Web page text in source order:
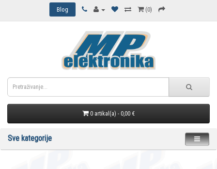
Blog (0)
0 artikal(a) - 0,00 €
Sve kategorije